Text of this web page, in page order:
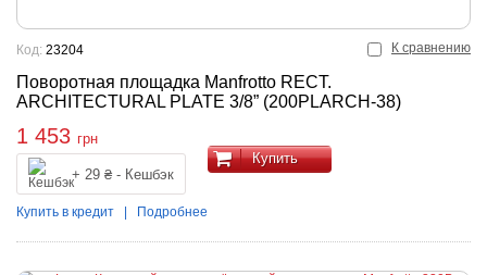
К сравнению
Поворотная площадка Manfrotto RECT.
ARCHITECTURAL PLATE 3/8” (200PLARCH-38)
Код: 23204
1 453 грн
+ 29 ₴ - Кешбэк
Купить
Купить в кредит Подробнее